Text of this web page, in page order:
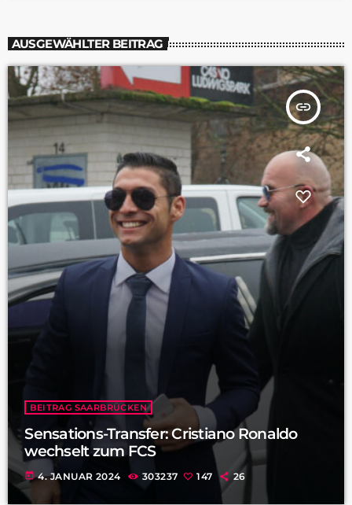
AUSGEWÄHLTER BEITRAG
insert_link
BEITRAG SAARBRÜCKEN
Sensations-Transfer: Cristiano Ronaldo
wechselt zum FCS
today 4. JANUAR 2024 303237 147 26